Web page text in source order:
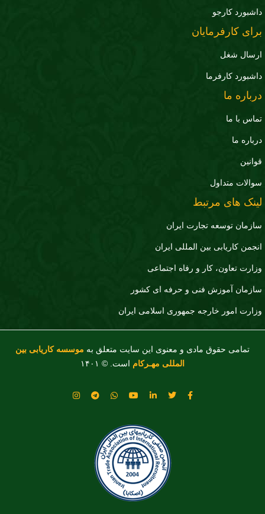
داشبورد کارجو
برای کارفرمایان
ارسال شغل
داشبورد کارفرما
درباره ما
تماس با ما
درباره ما
قوانین
سوالات متداول
لینک های مرتبط
سازمان توسعه تجارت ايران
انجمن کاریابی بین المللی ایران
وزارت تعاون، کار و رفاه اجتماعی
سازمان آموزش فنی و حرفه ای کشور
وزارت امور خارجه جمهوری اسلامی ایران
تمامی حقوق مادی و معنوی این سایت متعلق به موسسه کاریابی بین
المللی مهـرکام است. © ۱۴۰۱